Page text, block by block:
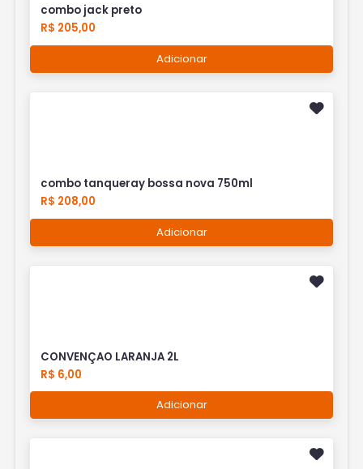
combo jack preto
R$ 205,00
Adicionar
combo tanqueray bossa nova 750ml
R$ 208,00
Adicionar
CONVENÇAO LARANJA 2L
R$ 6,00
Adicionar